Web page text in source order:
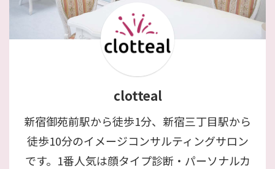
clotteal
新宿御苑前駅から徒歩1分、新宿三丁目駅から
徒歩10分のイメージコンサルティングサロン
です。1番人気は顔タイプ診断・パーソナルカ